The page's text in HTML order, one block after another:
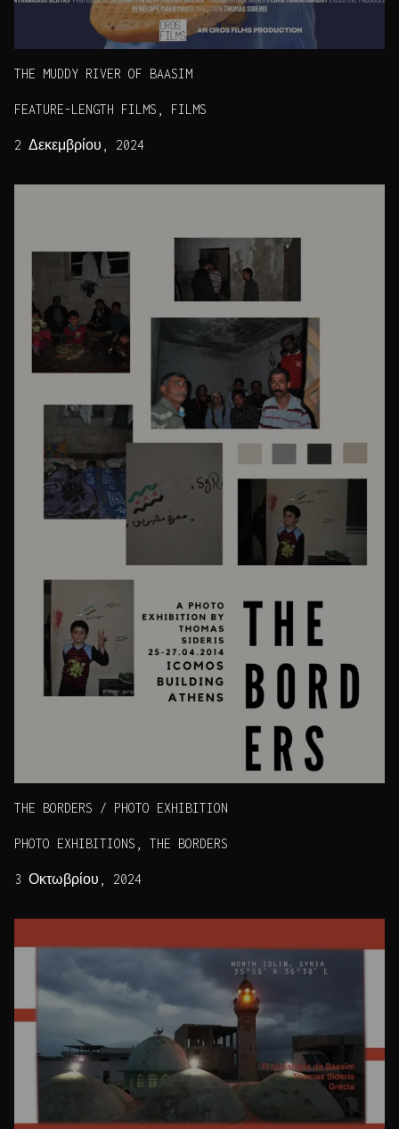
THE MUDDY RIVER OF BAASIM
FEATURE-LENGTH FILMS, FILMS
2 Δεκεμβρίου, 2024
THE BORDERS / PHOTO EXHIBITION
PHOTO EXHIBITIONS, THE BORDERS
3 Οκτωβρίου, 2024